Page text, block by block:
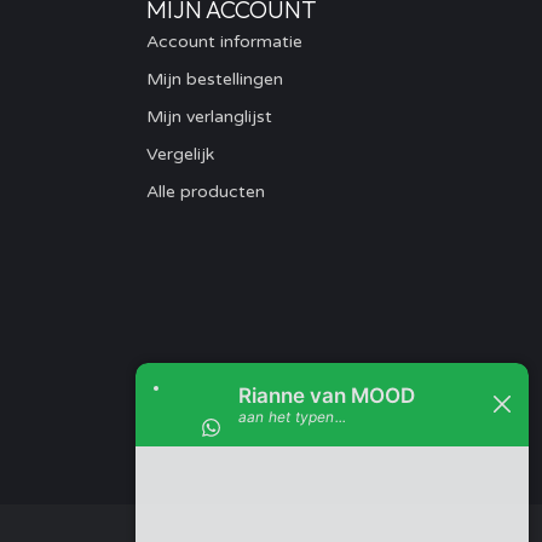
MIJN ACCOUNT
Account informatie
Mijn bestellingen
Mijn verlanglijst
Vergelijk
Alle producten